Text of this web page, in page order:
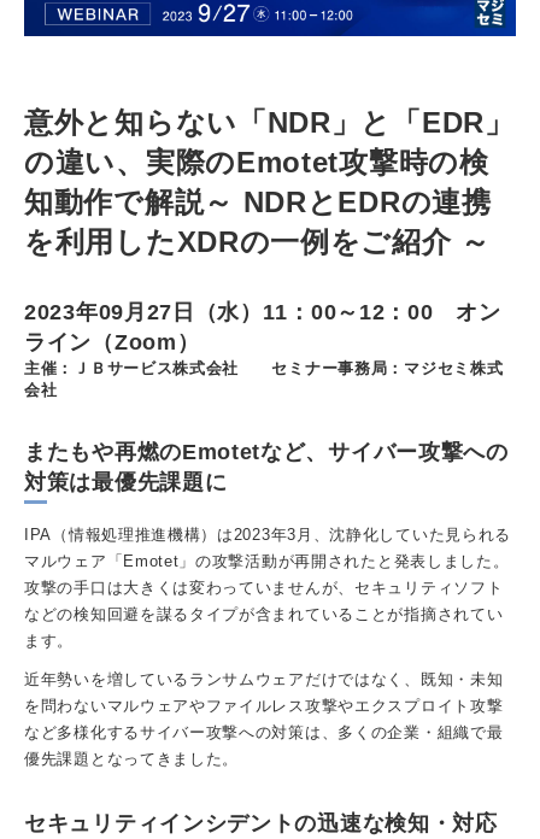
意外と知らない「NDR」と「EDR」
の違い、実際のEmotet攻撃時の検
知動作で解説～ NDRとEDRの連携
を利用したXDRの一例をご紹介 ～
2023年09月27日（水）11：00～12：00 オン
ライン（Zoom）
主催：ＪＢサービス株式会社 セミナー事務局：マジセミ株式
会社
またもや再燃のEmotetなど、サイバー攻撃への
対策は最優先課題に
IPA（情報処理推進機構）は2023年3月、沈静化していた見られる
マルウェア「Emotet」の攻撃活動が再開されたと発表しました。
攻撃の手口は大きくは変わっていませんが、セキュリティソフト
などの検知回避を謀るタイプが含まれていることが指摘されてい
ます。
近年勢いを増しているランサムウェアだけではなく、既知・未知
を問わないマルウェアやファイルレス攻撃やエクスプロイト攻撃
など多様化するサイバー攻撃への対策は、多くの企業・組織で最
優先課題となってきました。
セキュリティインシデントの迅速な検知・対応